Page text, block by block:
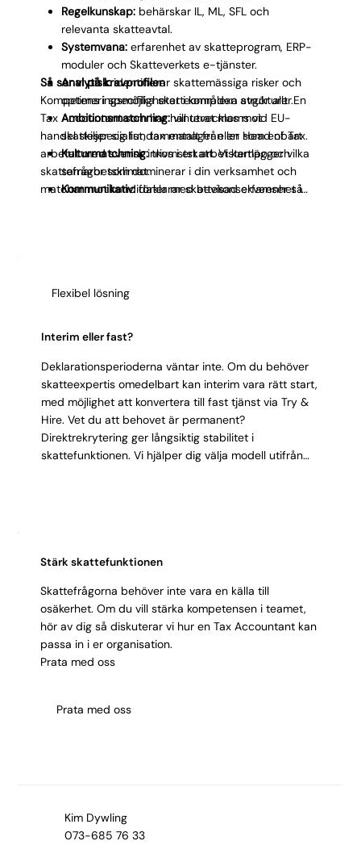
Regelkunskap:behärskar IL, ML, SFL och
relevanta skatteavtal.
Systemvana:erfarenhet av skatteprogram, ERP-
moduler och Skatteverkets e-tjänster.
Analytisk:identifierar skattemässiga risker och
optimeringsmöjligheter i komplexa strukturer.
Ambitionsmatchning:vill utvecklas mot
skattespecialist, tax manager eller Head of Tax.
Kulturmatchning:trivs i ert arbetstempo och
samarbetsklimat.
Kommunikativ:förklarar skattekonsekvenser så
Så ser vi på kravprofilen
Kompetens i specifika skatteområden avgör allt. En
Tax Accountant som har hanterat moms vid EU-
handel skiljer sig fundamentalt från en som enbart
arbetat med svensk inkomstskatt. Vi kartlägger vilka
skattefrågor som dominerar i din verksamhet och
matchar mot kandidater med bevisad erfarenhet i
Flexibel lösning
Interim eller fast?
Deklarationsperioderna väntar inte. Om du behöver
skatteexpertis omedelbart kan interim vara rätt start,
med möjlighet att konvertera till fast tjänst via Try &
Hire. Vet du att behovet är permanent?
Direktrekrytering ger långsiktig stabilitet i
skattefunktionen. Vi hjälper dig välja modell utifrån
Stärk skattefunktionen
Skattefrågorna behöver inte vara en källa till
osäkerhet. Om du vill stärka kompetensen i teamet,
hör av dig så diskuterar vi hur en Tax Accountant kan
passa in i er organisation.
Prata med oss
Prata med oss
Kim Dywling
073-685 76 33